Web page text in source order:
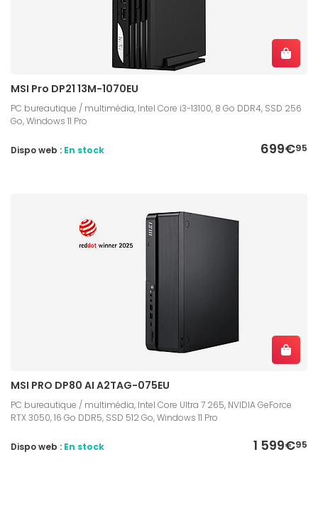
MSI Pro DP21 13M-1070EU
PC bureautique / multimédia, Intel Core i3-13100, 8 Go DDR4, SSD 256
Go, Windows 11 Pro
699€95
Dispo web : En stock
MSI PRO DP80 AI A2TAG-075EU
PC bureautique / multimédia, Intel Core Ultra 7 265, NVIDIA GeForce
RTX 3050, 16 Go DDR5, SSD 512 Go, Windows 11 Pro
1 599€95
Dispo web : En stock